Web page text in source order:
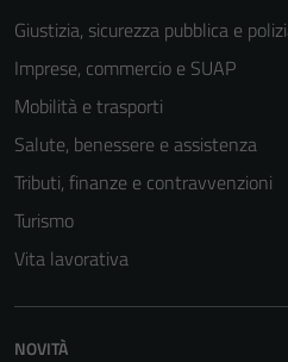
Giustizia, sicurezza pubblica e
Imprese, commercio e SUAP
Mobilità e trasporti
Salute, benessere e assistenza
Tributi, finanze e contravvenzioni
Turismo
Vita lavorativa
NOVITÀ